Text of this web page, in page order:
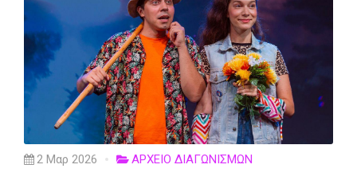
2 Μαρ 2026 ΑΡΧΕΙΟ ΔΙΑΓΩΝΙΣΜΩΝ